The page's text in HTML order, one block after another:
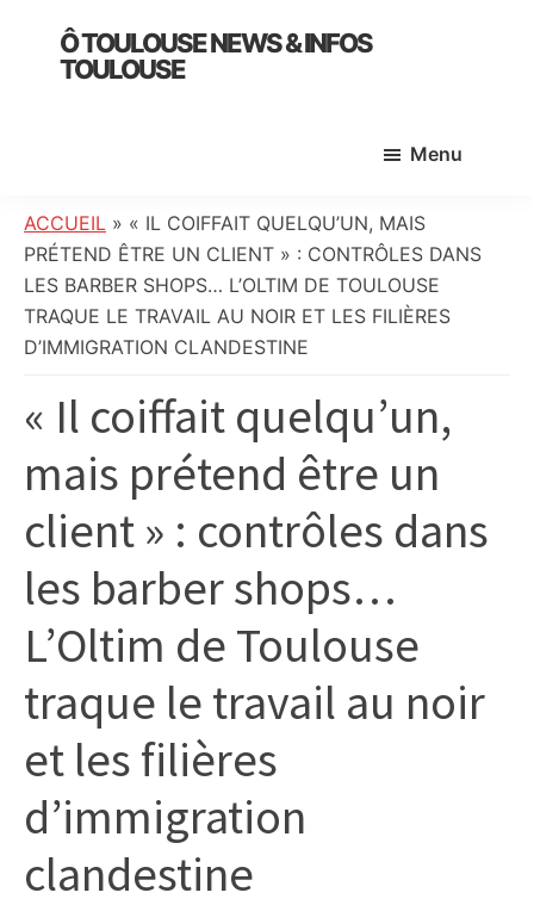
primary
Ô TOULOUSE NEWS & INFOS
TOULOUSE
:
info
locale,
société,
culture,
météo,
faits
divers
initiatives
Menu
ACCUEIL » « IL COIFFAIT QUELQU’UN, MAIS
PRÉTEND ÊTRE UN CLIENT » : CONTRÔLES DANS
LES BARBER SHOPS… L’OLTIM DE TOULOUSE
TRAQUE LE TRAVAIL AU NOIR ET LES FILIÈRES
D’IMMIGRATION CLANDESTINE
« Il coiffait quelqu’un,
mais prétend être un
client » : contrôles dans
les barber shops…
L’Oltim de Toulouse
traque le travail au noir
et les filières
d’immigration
clandestine